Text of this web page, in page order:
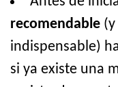
recomendable
indispensable)
si ya existe una